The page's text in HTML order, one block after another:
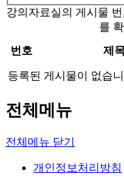
강의자료실의 게시물
를
번호
제
등록된 게시물이 없습
전체메뉴
전체메뉴 닫기
개인정보처리방침